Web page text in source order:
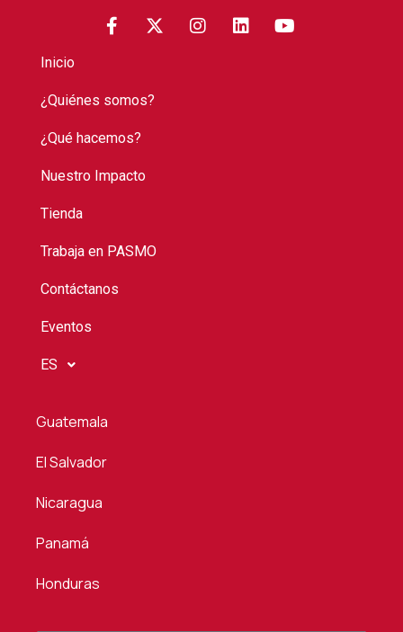
Inicio
¿Quiénes somos?
¿Qué hacemos?
Nuestro Impacto
Tienda
Trabaja en PASMO
Contáctanos
Eventos
ES
Guatemala
El Salvador
Nicaragua
Panamá
Honduras